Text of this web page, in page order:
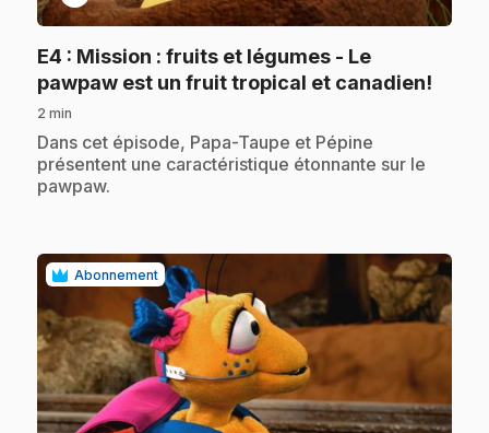
E4 : Mission : fruits et légumes - Le
pawpaw est un fruit tropical et canadien!
2 min
.Dans cet épisode, Papa-Taupe et Pépine
présentent une caractéristique étonnante sur le
pawpaw.
Abonnement